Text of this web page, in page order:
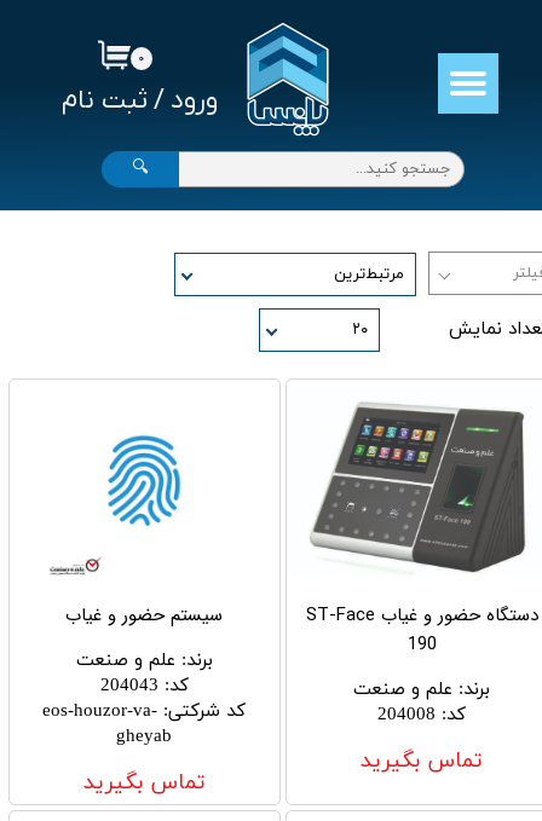
ورود / ثبت نام
حساب کاربری من
تغییر گذر واژه
سفارشات
خروج از حساب کاربری
۰
🔍
مرتبط‌ترین
نمایش ۲۰
دستگاه حضور و غیاب ST-Face
190
برند: علم و صنعت
کد:
204008
تماس بگیرید
سیستم حضور و غیاب
برند: علم و صنعت
کد:
204043
کد شرکتی:
eos-houzor-va-
gheyab
تماس بگیرید